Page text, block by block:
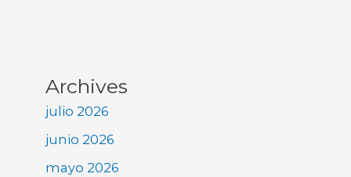
Archives
julio 2026
junio 2026
mayo 2026